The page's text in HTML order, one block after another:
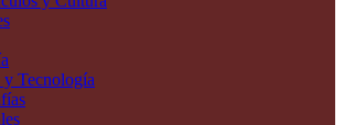
y Tecnología